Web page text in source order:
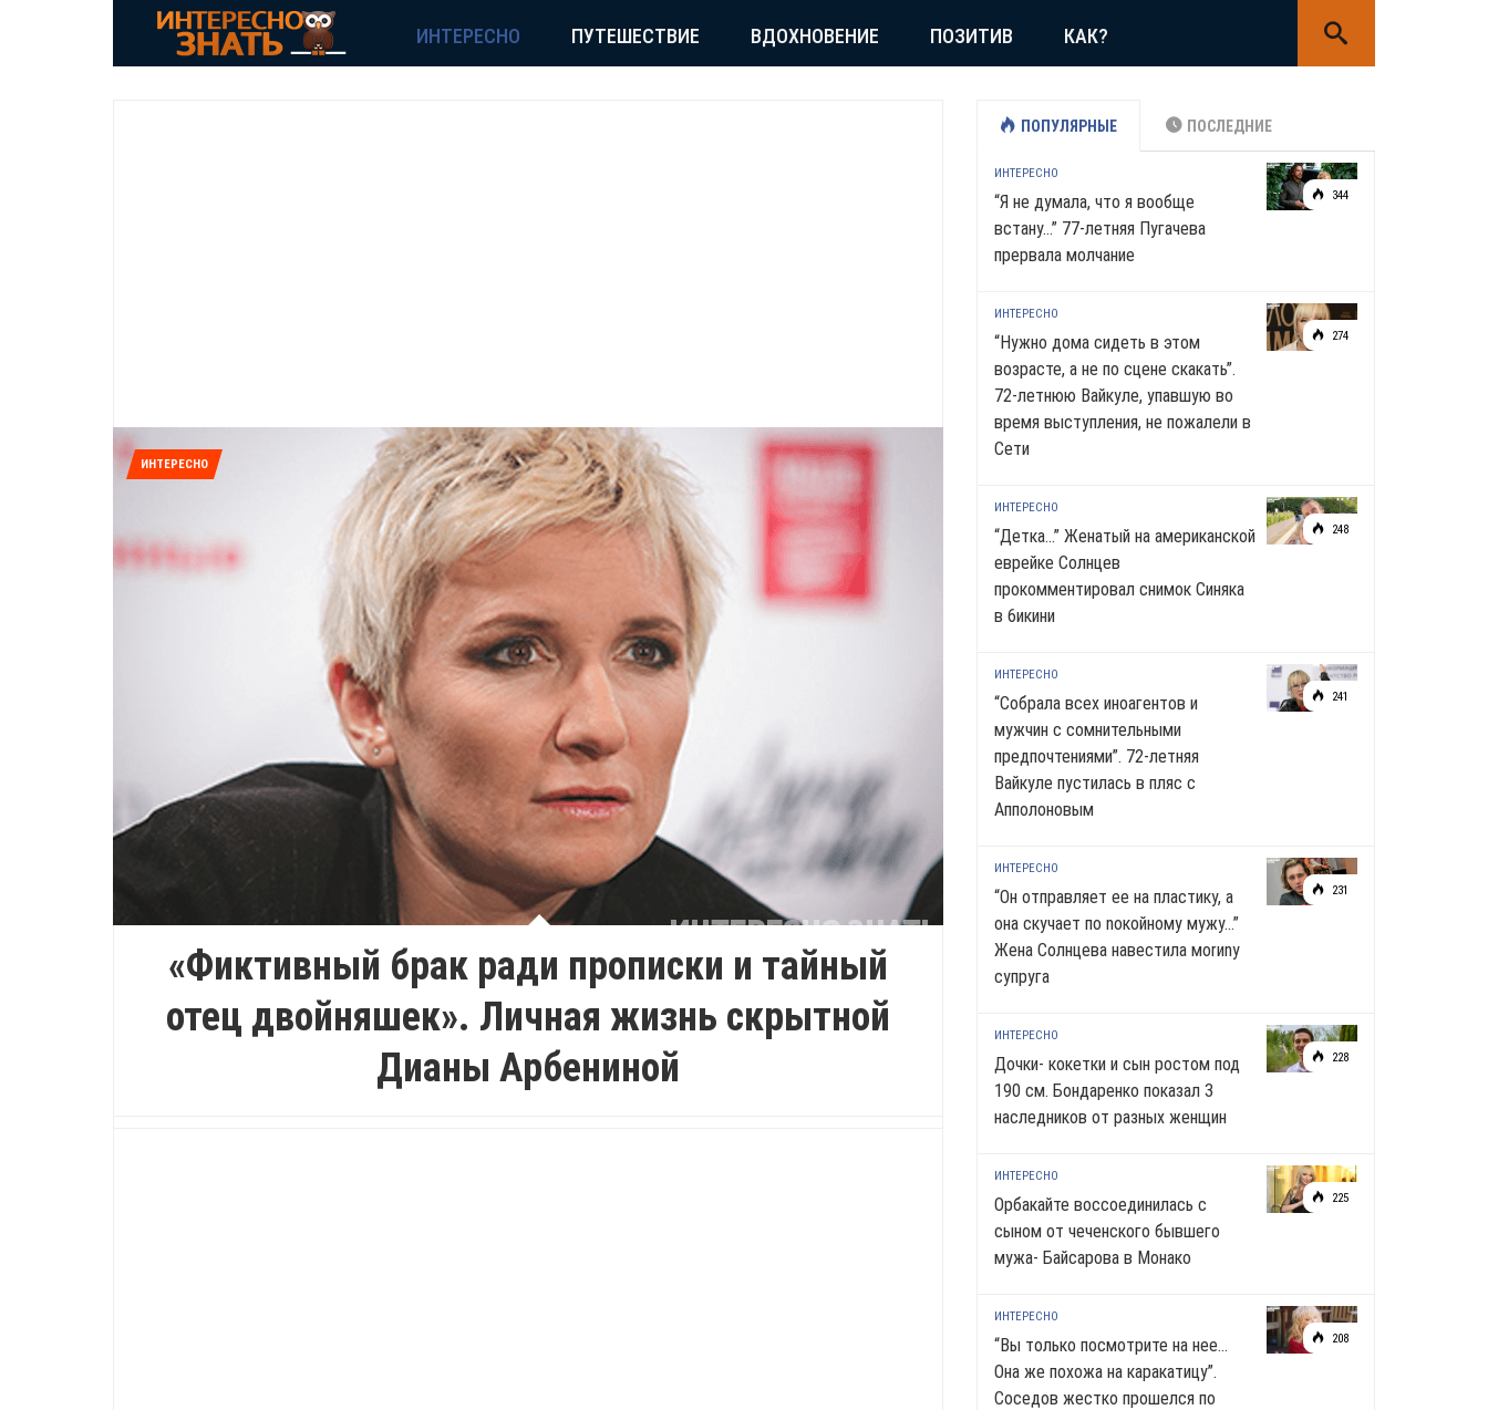
ИНТЕРЕСНО ПУТЕШЕСТВИЕ ВДОХНОВЕНИЕ ПОЗИТИВ КАК?
ИНТЕРЕСНО
«Фиктивный брак ради прописки и тайный
отец двойняшек». Личная жизнь скрытной
Дианы Арбениной
ПОПУЛЯРНЫЕ ПОСЛЕДНИЕ
344
ИНТЕРЕСНО
“Я не думала, что я вообще
встану…” 77-летняя Пугачева
прервала молчание
274
ИНТЕРЕСНО
“Нужно дома сидеть в этом
возрасте, а не по сцене скакать”.
72-летнюю Вайкуле, упавшую во
время выступления, не пожалели в
Сети
248
ИНТЕРЕСНО
“Детка…” Женатый на американской
еврейке Солнцев
прокомментировал снимок Синяка
в 6икини
241
ИНТЕРЕСНО
“Собрала всех иноагентов и
мужчин с сомнительными
предпочтениями”. 72-летняя
Вайкуле пустилась в пляс с
Апполоновым
231
ИНТЕРЕСНО
“Он отправляет ее на пластику, а
она скучает по noкoйномy мужу…”
Жена Солнцева навестила моrиnу
супруга
228
ИНТЕРЕСНО
Дочки- кокетки и сын ростом под
190 см. Бондаренко показал 3
наследников от разных женщин
225
ИНТЕРЕСНО
Орбакайте воссоединилась с
сыном от чеченского бывшего
мужа- Байсарова в Монако
208
ИНТЕРЕСНО
“Вы только посмотрите на нее…
Она же похожа на каракатицу”.
Соседов жестко прошелся по